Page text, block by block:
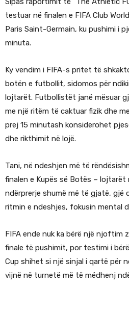
testuar në finalen e FIFA Club
Paris Saint-Germain, ku pushimi i
minuta.
Ky vendim i FIFA-s pritet të
botën e futbollit, sidomos për
lojtarët. Futbollistët janë mësuar
me një ritëm të caktuar fizik dhe
prej 15 minutash konsiderohet
dhe rikthimit në lojë.
Tani, në ndeshjen më të
finalen e Kupës së Botës – lojtarët
ndërprerje shumë më të gjatë, gjë
ritmin e ndeshjes, fokusin mental
FIFA ende nuk ka bërë një njoftim
finale të pushimit, por testimi i
Cup shihet si një sinjal i qartë për
vijnë në turnetë më të mëdhenj